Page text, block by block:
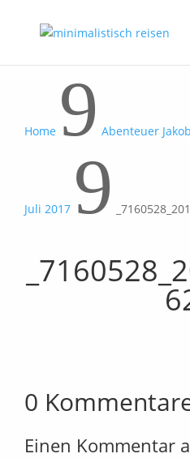
Home 9 Abenteuer
Juli 2017 9
0
Einen Kommentar